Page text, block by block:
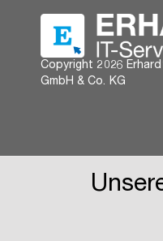
Copyright 2026
GmbH & Co. KG